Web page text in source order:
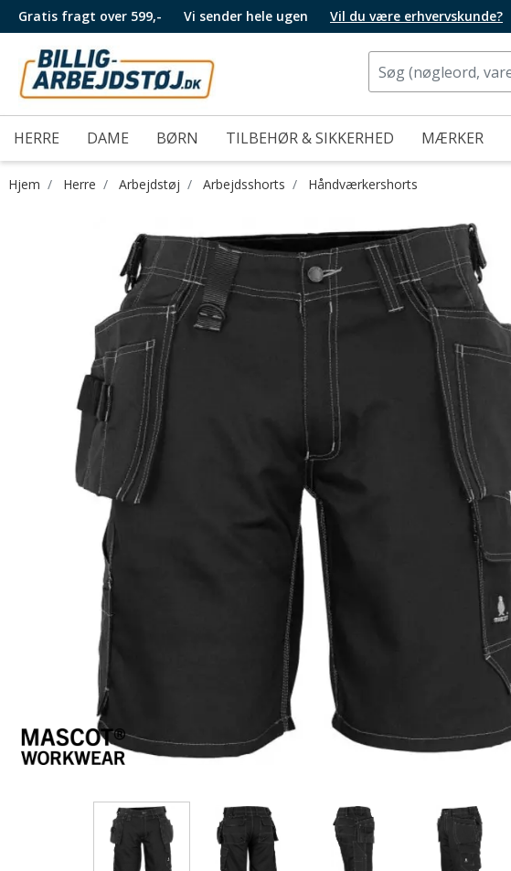
Gratis fragt over 599,- Vi sender hele ugen Vil du være erhvervskunde?
HERRE DAME BØRN TILBEHØR & SIKKERHED MÆRKER
Hjem Herre Arbejdstøj Arbejdsshorts Håndværkershorts